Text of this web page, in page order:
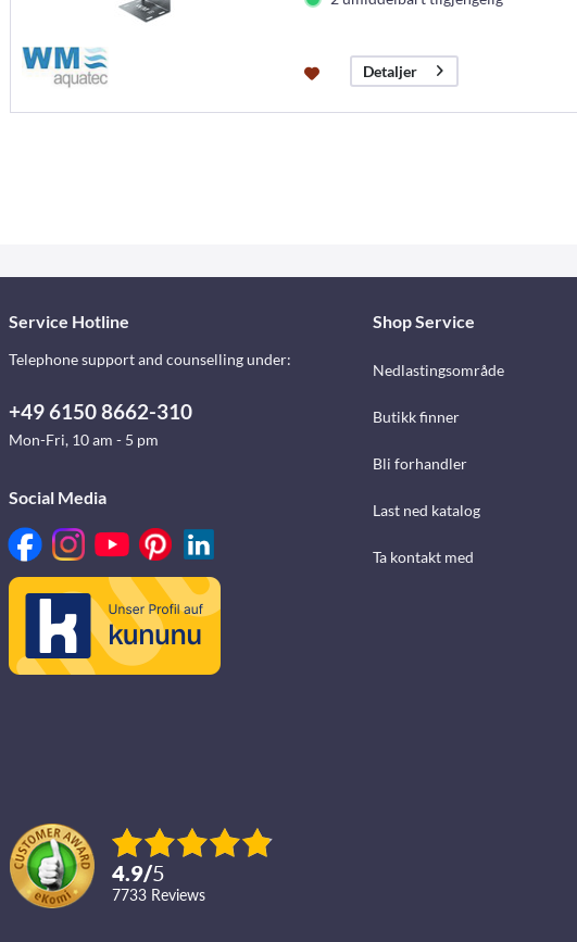
Detaljer
Service Hotline
Telephone support and counselling under:
+49 6150 8662-310
Mon-Fri, 10 am - 5 pm
Social Media
4.9/5
7733 reviews
Shop Service
Nedlastingsområde
Butikk finner
Bli forhandler
Last ned katalog
Ta kontakt med